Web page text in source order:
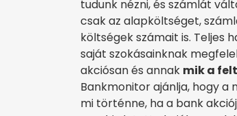
tudunk nézni, és számlát
csak az alapköltséget,
költségek számait is. Teljes
saját szokásainknak
akciósan és annak mik a
Bankmonitor ajánlja, hogy a
mi történne, ha a bank